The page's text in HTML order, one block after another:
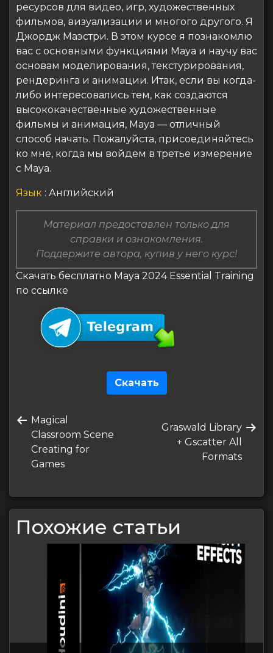
ресурсов для видео, игр, художественных
фильмов, визуализации и многого другого. Я
Джордж Маэстри. В этом курсе я познакомлю
вас с основными функциями Maya и научу вас
основам моделирования, текстурирования,
рендеринга и анимации. Итак, если вы когда-
либо интересовались тем, как создаются
высококачественные художественные
фильмы и анимация, Maya — отличный
способ начать. Пожалуйста, присоединяйтесь
ко мне, когда мы войдем в третье измерение
с Maya.
Язык : Английский
Материал предоставлен только для
справки и ознакомления.
Поддержите автора, купив у него курс!
Скачать бесплатно Maya 2024 Essential Training
по ссылке
Скачать
по
записям
Предыдущая
запись
Magical
Classroom Scene
Creating for
Games
Следующая
запись
Graswald Library
+ Gscatter All
Formats
Похожие статьи